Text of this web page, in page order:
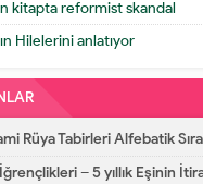
kitapta reformist skandal
Hilelerini anlatıyor
Rüya Tabirleri Alfebatik Sıra
– 5 yıllık Eşinin